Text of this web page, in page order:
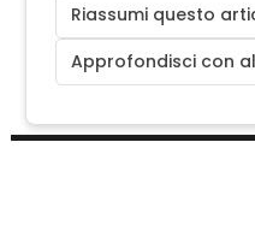
Riassumi questo
Approfondisci con